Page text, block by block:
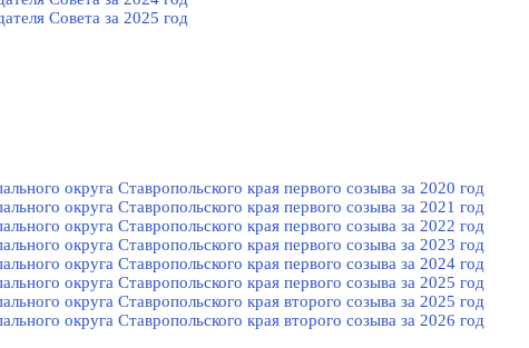
Cовета за 2025 год
округа Ставропольского края первого созыва за 2020 год
округа Ставропольского края первого созыва за 2021 год
округа Ставропольского края первого созыва за 2022 год
округа Ставропольского края первого созыва за 2023 год
округа Ставропольского края первого созыва за 2024 год
округа Ставропольского края первого созыва за 2025 год
округа Ставропольского края второго созыва за 2025 год
округа Ставропольского края второго созыва за 2026 год